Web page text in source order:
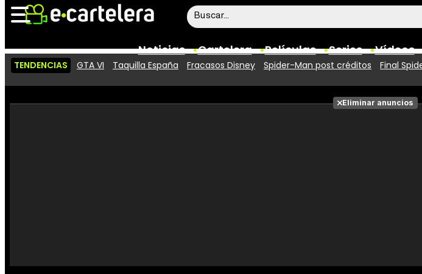
Noticias Cartelera Películas Series Vídeos
Vídeos
Taquilla
TENDENCIAS GTA VI Taquilla España Fracasos Disney Spider-Man post créditos Final
Eliminar anuncios